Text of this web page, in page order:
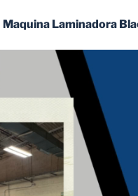
Laminadora